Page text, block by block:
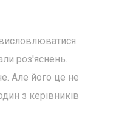
роз'яснень.
Але його це не
з керівників